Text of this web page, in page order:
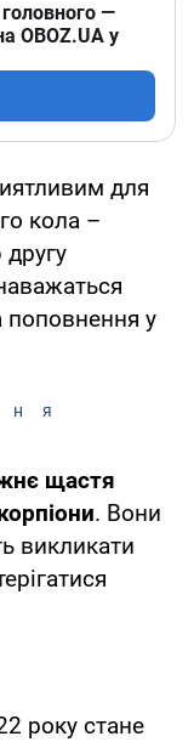
—
OBOZ.UA у
для
кола –
поповнення у
щастя
. Вони
викликати
року стане